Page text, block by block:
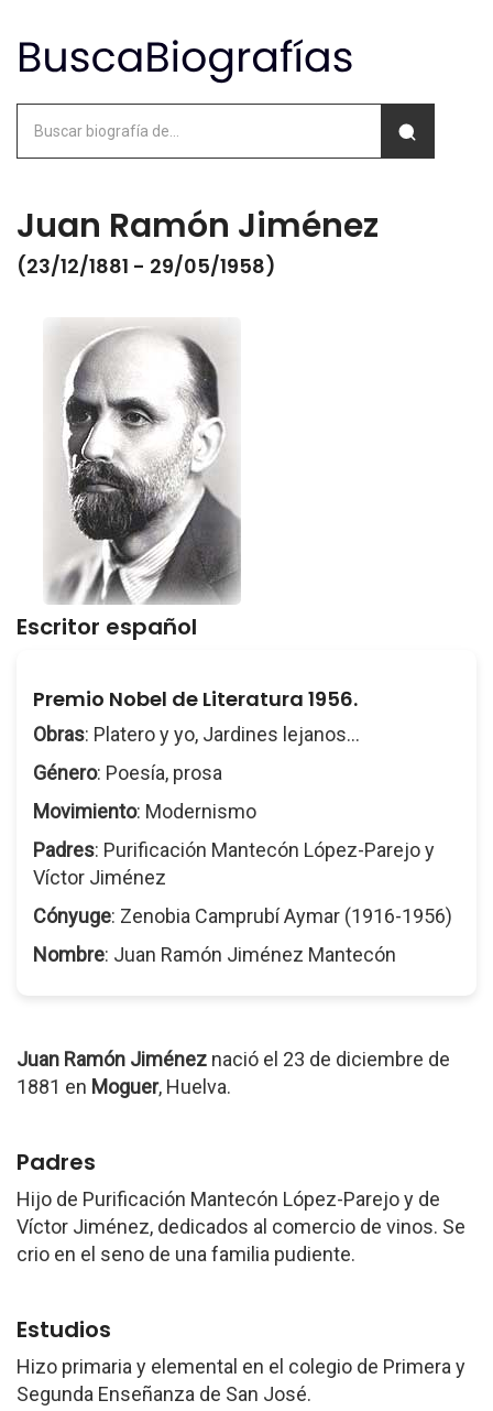
Juan Ramón Jiménez
(23/12/1881 - 29/05/1958)
Escritor español
Premio Nobel de Literatura 1956.
Obras: Platero y yo, Jardines lejanos...
Género: Poesía, prosa
Movimiento: Modernismo
Padres: Purificación Mantecón López-Parejo y
Víctor Jiménez
Cónyuge: Zenobia Camprubí Aymar (1916-1956)
Nombre: Juan Ramón Jiménez Mantecón
Juan Ramón Jiménez nació el 23 de diciembre de
1881 en Moguer, Huelva.
Padres
Hijo de Purificación Mantecón López-Parejo y de
Víctor Jiménez, dedicados al comercio de vinos. Se
crio en el seno de una familia pudiente.
Estudios
Hizo primaria y elemental en el colegio de Primera y
Segunda Enseñanza de San José.